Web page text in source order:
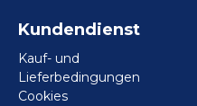
Kundendienst
Kauf- und
Lieferbedingungen
Cookies